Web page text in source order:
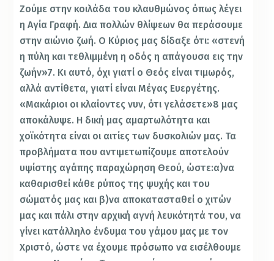
Ζούμε στην κοιλάδα του κλαυθμώνος όπως λέγει
η Αγία Γραφή. Δια πολλών θλίψεων θα περάσουμε
στην αιώνιο ζωή. Ο Κύριος μας δίδαξε ότι: «στενή
η πύλη και τεθλιμμένη η οδός η απάγουσα εις την
ζωήν»7. Κι αυτό, όχι γιατί ο Θεός είναι τιμωρός,
αλλά αντίθετα, γιατί είναι Μέγας Ευεργέτης.
«Μακάριοι οι κλαίοντες νυν, ότι γελάσετε»8 μας
αποκάλυψε. Η δική μας αμαρτωλότητα και
χοϊκότητα είναι οι αιτίες των δυσκολιών μας. Τα
προβλήματα που αντιμετωπίζουμε αποτελούν
υψίστης αγάπης παραχώρηση Θεού, ώστε:α)να
καθαρισθεί κάθε ρύπος της ψυχής και του
σώματός μας και β)να αποκατασταθεί ο χιτών
μας και πάλι στην αρχική αγνή λευκότητά του, να
γίνει κατάλληλο ένδυμα του γάμου μας με τον
Χριστό, ώστε να έχουμε πρόσωπο να εισέλθουμε